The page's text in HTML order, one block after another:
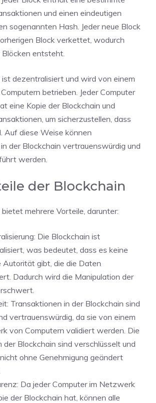
und einen eindeutigen
sogenannten Hash. Jeder neue Block
Block verkettet, wodurch
entsteht.
ist dezentralisiert und wird von einem
betrieben. Jeder Computer
eine Kopie der Blockchain und
um sicherzustellen, dass
Auf diese Weise können
der Blockchain vertrauenswürdig und
werden.
der Blockchain
mehrere Vorteile, darunter:
Die Blockchain ist
was bedeutet, dass es keine
Autorität gibt, die die Daten
Dadurch wird die Manipulation der
Transaktionen in der Blockchain sind
vertrauenswürdig, da sie von einem
von Computern validiert werden. Die
der Blockchain sind verschlüsselt und
ohne Genehmigung geändert
Da jeder Computer im Netzwerk
der Blockchain hat, können alle